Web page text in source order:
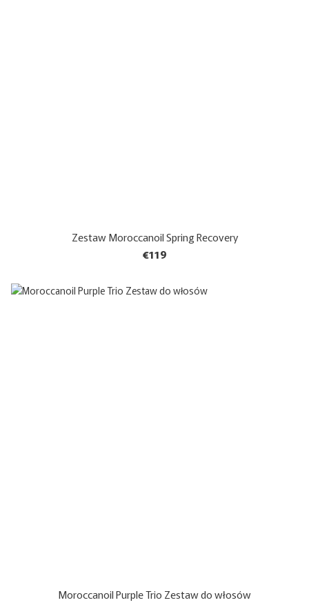
Zestaw Moroccanoil Spring Recovery
€119
Moroccanoil Purple Trio Zestaw do włosów